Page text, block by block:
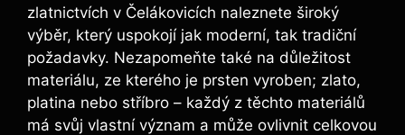
zlatnictvích v Čelákovicích naleznete široký
výběr, který uspokojí jak moderní, tak tradiční
požadavky. Nezapomeňte také na důležitost
materiálu, ze kterého je prsten vyroben; zlato,
platina nebo stříbro – každý z těchto materiálů
má svůj vlastní význam a může ovlivnit celkovou